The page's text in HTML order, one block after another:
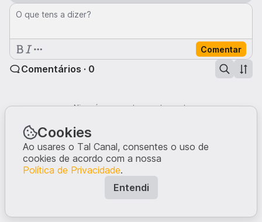
O que tens a dizer?
Comentar
Comentários · 0
Ninguém comentou neste post.
Cookies
Ao usares o Tal Canal, consentes o uso de
cookies de acordo com a nossa
Política de Privacidade.
Entendi